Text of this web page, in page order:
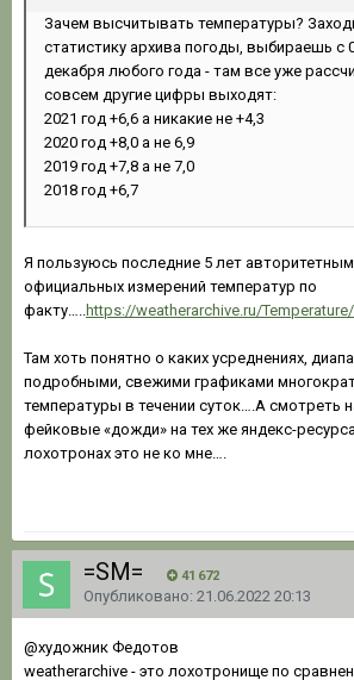
Зачем высчитывать температуры?
статистику архива погоды, выбираешь с
декабря любого года - там все уже
совсем другие цифры выходят:
2021 год +6,6 а никакие не +4,3
2020 год +8,0 а не 6,9
2019 год +7,8 а не 7,0
2018 год +6,7
Я пользуюсь последние 5 лет
официальных измерений температур по
факту…..
https://weatherarchive.ru/
Там хоть понятно о каких усреднениях,
подробными, свежими графиками
температуры в течении суток….А смотреть
фейковые «дожди» на тех же яндекс-
лохотронах это не ко мне….
=SM= 41 672
Опубликовано: 21.06.2022 20:13
@художник Федотов
weatherarchive - это лохотронище по